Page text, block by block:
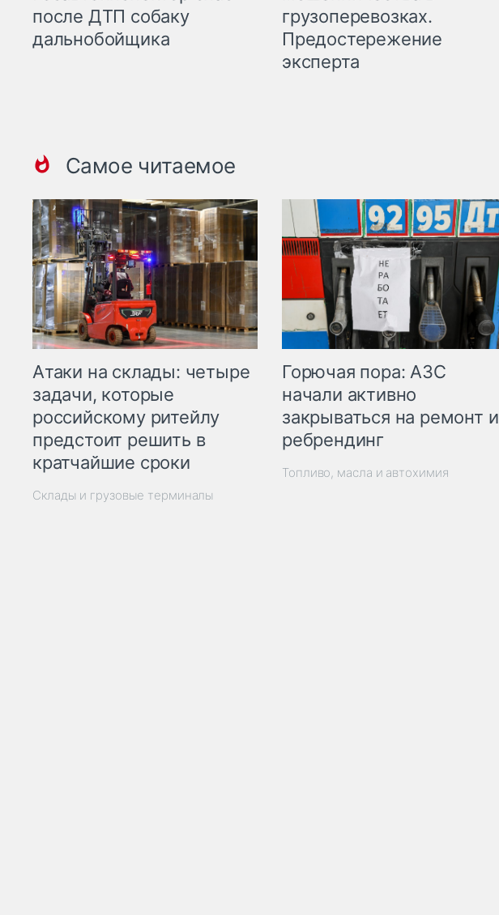
после ДТП собаку
дальнобойщика
грузоперевозках.
Предостережение
эксперта
Самое читаемое
Атаки на склады: четыре
задачи, которые
российскому ритейлу
предстоит решить в
кратчайшие сроки
Склады и грузовые терминалы
Горючая пора: АЗС
начали активно
закрываться на ремонт и
ребрендинг
Топливо, масла и автохимия